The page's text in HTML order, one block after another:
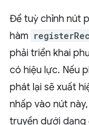
Để tuỳ chỉnh nút
hàm
phải triển khai
có hiệu lực. Nếu
phát lại sẽ xuất
nhấp vào nút
truyền dưới